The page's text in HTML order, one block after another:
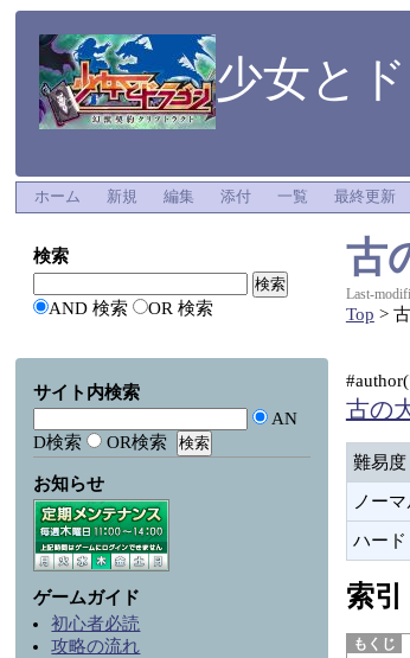
少女と
ホーム 新規 編集 添付 一覧 最終更新
古
Last-
Top >
古の
難易度
ノー
ハード
索引
検索
AND 検索 OR 検索
サイト内検索
AN
D検索
OR検索
お知らせ
ゲームガイド
初心者必読
攻略の流れ